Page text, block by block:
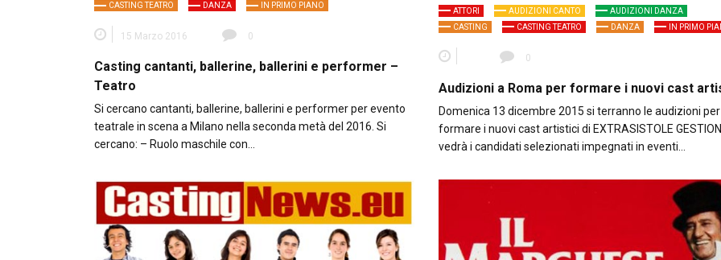
CASTING TEATRO
DANZA IN PRIMO PIANO
15 Marzo 2016 0
Casting cantanti, ballerine, ballerini e performer –
Teatro
Si cercano cantanti, ballerine, ballerini e performer per evento
teatrale in scena a Milano nella seconda metà del 2016. Si
cercano: – Ruolo maschile con…
ATTORI AUDIZIONI CANTO
AUDIZIONI DANZA
CASTING
CASTING TEATRO DANZA IN PRIMO
0
Audizioni a Roma per formare i nuovi cast
Domenica 13 dicembre 2015 si terranno le audizioni per
formare i nuovi cast artistici di EXTRASISTOLE
vedrà i candidati selezionati impegnati in eventi…